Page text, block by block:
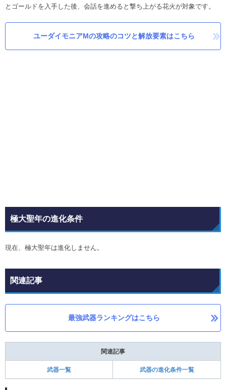
とゴールドを入手した後、会話を進めると撃ち上がる花火が対象です。
ユーダイモニアMの攻略のコツと解放要素はこちら
極大聖年の進化条件
現在、極大聖年は進化しません。
関連記事
最強武器ランキングはこちら
関連記事
武器一覧 武器の進化条件一覧